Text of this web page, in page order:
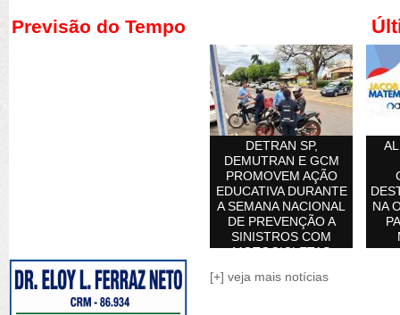
Previsão do Tempo
DETRAN SP,
DEMUTRAN E GCM
PROMOVEM AÇÃO
EDUCATIVA DURANTE
A SEMANA NACIONAL
DE PREVENÇÃO A
SINISTROS COM
MOTOCICLETAS
NA
[+] veja mais notícias